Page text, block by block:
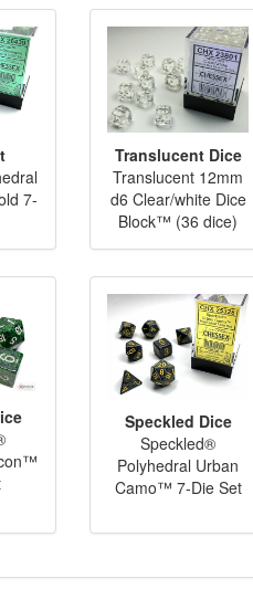
7-
Translucent Dice
Translucent 12mm
d6 Clear/white Dice
Block™ (36 dice)
Speckled Dice
Speckled®
Polyhedral Urban
Camo™ 7-Die Set